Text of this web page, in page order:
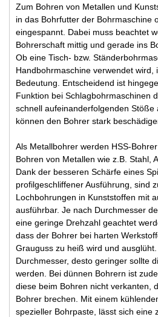
Zum Bohren von Metallen und
in das Bohrfutter der Bohrmaschine
eingespannt. Dabei muss beachtet
Bohrerschaft mittig und gerade ins
Ob eine Tisch- bzw.
Handbohrmaschine verwendet wird,
Bedeutung. Entscheidend ist
Funktion bei Schlagbohrmaschinen
schnell aufeinanderfolgenden Stöße
können den Bohrer stark
Als Metallbohrer werden HSS-
Bohren von Metallen wie z.B. Stahl,
Dank der besseren Schärfe eines
profilgeschliffener Ausführung, sind
Lochbohrungen in Kunststoffen mit
ausführbar. Je nach Durchmesser
eine geringe Drehzahl geachtet
dass der Bohrer bei harten
Grauguss zu heiß wird und
Durchmesser, desto geringer sollte
werden. Bei dünnen Bohrern ist
diese beim Bohren nicht verkanten,
Bohrer brechen. Mit einem
spezieller Bohrpaste, lässt sich eine